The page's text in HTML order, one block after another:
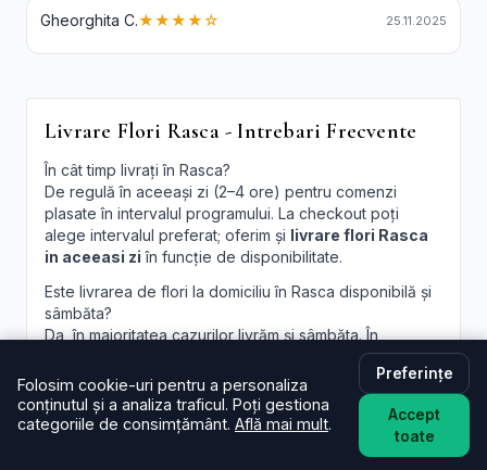
Gheorghita C.★★★★☆ 25.11.2025
Livrare Flori Rasca - Intrebari Frecvente
În cât timp livrați în Rasca?
De regulă în aceeași zi (2–4 ore) pentru comenzi
plasate în intervalul programului. La checkout poți
alege intervalul preferat; oferim și livrare flori Rasca
in aceeasi zi în funcție de disponibilitate.
Este livrarea de flori la domiciliu în Rasca disponibilă și
sâmbăta?
Da, în majoritatea cazurilor livrăm și sâmbăta. În
perioade aglomerate pot exista sloturi limitate, afișate
la finalizare.
Pot programa livrarea pentru o oră anume în Rasca?
Oferim intervale orare; pentru ore fixe încercăm să
acomodăm cererea, în funcție de traseul curierilor.
Folosim cookie-uri pentru a personaliza
conținutul și a analiza traficul. Poți gestiona
categoriile de consimțământ. Află mai mult.
Preferințe
Accept
toate